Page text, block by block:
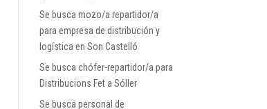
Se busca mozo/a repartidor/a
para empresa de distribución y
logística en Son Castelló
Se busca chófer-repartidor/a para
Distribucions Fet a Sóller
Se busca personal de